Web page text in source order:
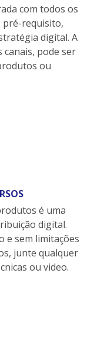
com todos os
pré-requisito,
digital. A
pode ser
ou
é uma
digital.
e sem limitações
junte qualquer
ou video.